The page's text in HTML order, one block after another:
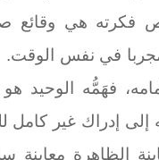
فكرته هي
في نفس الوقت.
فهَمُّه الوحيد
إدراك غير كامل
الظاهرة معاينة